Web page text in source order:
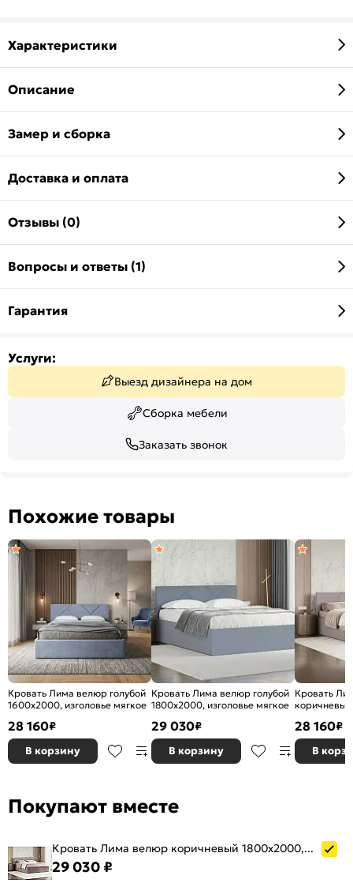
Характеристики
Описание
Замер и сборка
Доставка и оплата
Отзывы (0)
Вопросы и ответы (1)
Гарантия
Услуги:
Выезд дизайнера на дом
Сборка мебели
Заказать звонок
Похожие товары
Кровать Лима велюр голубой
1600x2000, изголовье мягкое
28 160₽
В корзину
Кровать Лима велюр голубой
1800x2000, изголовье мягкое
29 030₽
В корзину
Кровать
28 160₽
В
Покупают вместе
Кровать Лима велюр коричневый 1800x2000, изголовье мягкое
29 030 ₽